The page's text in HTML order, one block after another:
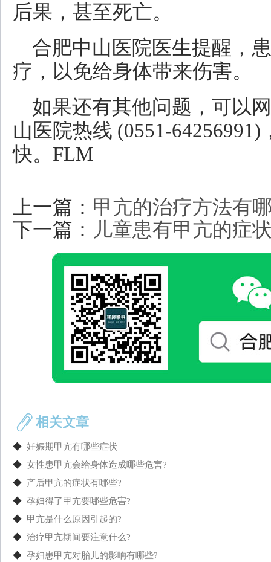
后果，甚至死亡。
合肥中山医院医生提醒，
疗，以免给身体带来伤害。
如果还有其他问题，可以
山医院热线 (0551-
快。FLM
上一篇： 甲亢的治疗方法有
下一篇： 儿童患有甲亢的症
相关文章
◆ 妊娠期甲亢有哪些症状
◆ 女性患甲亢会给身体造成哪些危害?
◆ 产后甲亢的症状有哪些?
◆ 孕妇得了甲亢要哪些危害?
◆ 甲亢是什么原因引起的?
◆ 治疗甲亢期间要注意什么?
◆ 孕妇患甲亢对胎儿的影响有哪些?